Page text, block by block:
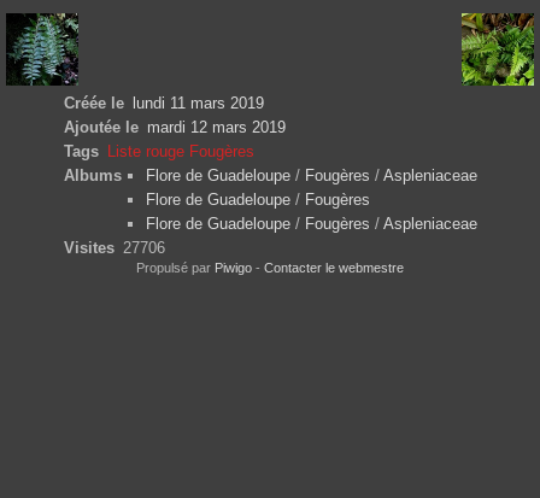
Créée le
lundi 11 mars 2019
Ajoutée le mardi 12 mars 2019
Tags Liste rouge Fougères
Albums
Flore de Guadeloupe/ Fougères / Aspleniaceae
Flore de Guadeloupe/ Fougères
Flore de Guadeloupe/ Fougères / Aspleniaceae
Visites 27706
Propulsé par Piwigo - Contacter le webmestre